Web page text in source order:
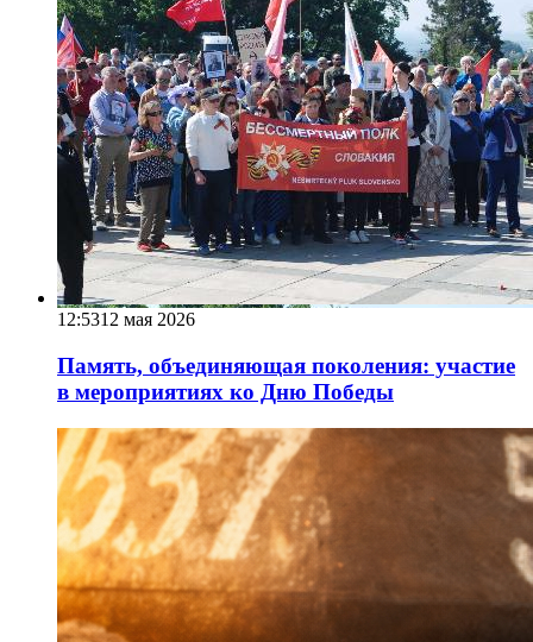
12:5312 мая 2026
Память, объединяющая поколения: участие
в мероприятиях ко Дню Победы